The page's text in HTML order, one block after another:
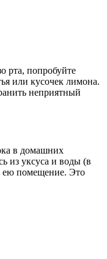
рта, попробуйте
или кусочек лимона.
неприятный
в домашних
из уксуса и воды (в
ею помещение. Это